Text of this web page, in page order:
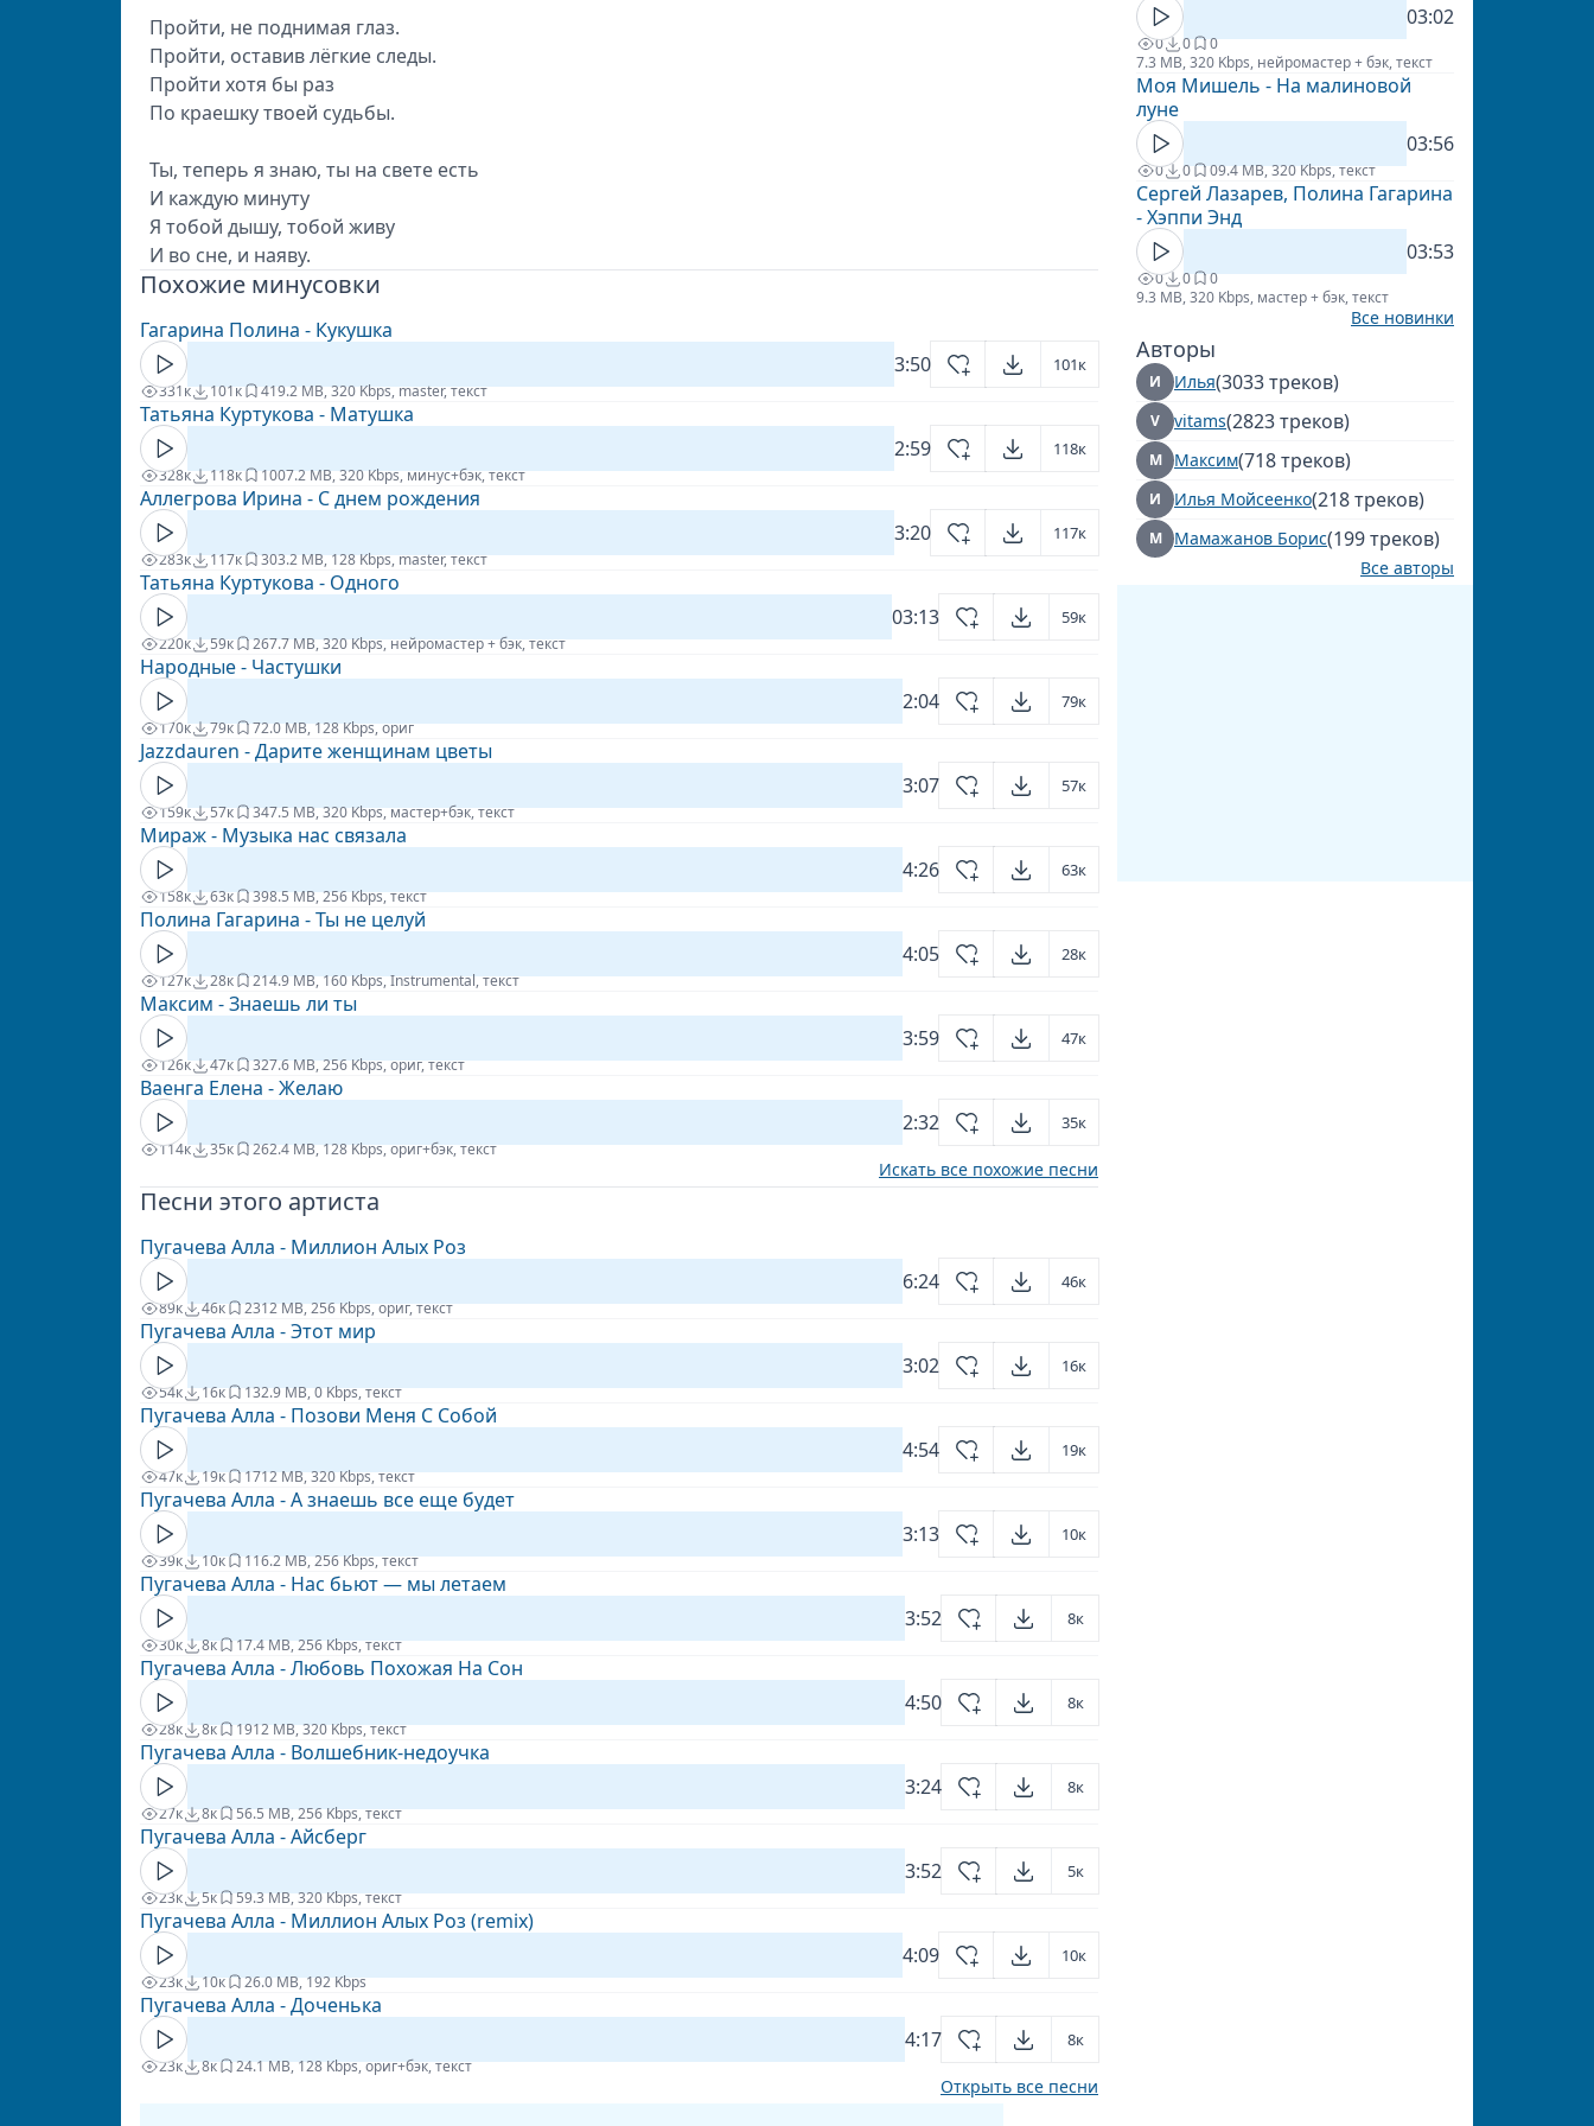
Пройти, не поднимая глаз.
Пройти, оставив лёгкие следы.
Пройти хотя бы раз
По краешку твоей судьбы.
Ты, теперь я знаю, ты на свете есть
И каждую минуту
Я тобой дышу, тобой живу
И во сне, и наяву.
Похожие минусовки
Гагарина Полина - Кукушка
3:50
101к
331к 101к 419.2 MB, 320 Kbps, master, текст
Татьяна Куртукова - Матушка
2:59
118к
328к 118к 1007.2 MB, 320 Kbps, минус+бэк, текст
Аллегрова Ирина - С днем рождения
3:20
117к
283к 117к 303.2 MB, 128 Kbps, master, текст
Татьяна Куртукова - Одного
03:13
59к
220к 59к 267.7 MB, 320 Kbps, нейромастер + бэк, текст
Народные - Частушки
2:04
79к
170к 79к 72.0 MB, 128 Kbps, ориг
Jazzdauren - Дарите женщинам цветы
3:07
57к
159к 57к 347.5 MB, 320 Kbps, мастер+бэк, текст
Мираж - Музыка нас связала
4:26
63к
158к 63к 398.5 MB, 256 Kbps, текст
Полина Гагарина - Ты не целуй
4:05
28к
127к 28к 214.9 MB, 160 Kbps, Instrumental, текст
Максим - Знаешь ли ты
3:59
47к
126к 47к 327.6 MB, 256 Kbps, ориг, текст
Ваенга Елена - Желаю
2:32
35к
114к 35к 262.4 MB, 128 Kbps, ориг+бэк, текст
Искать все похожие песни
Песни этого артиста
Пугачева Алла - Миллион Алых Роз
6:24
46к
89к 46к 2312 MB, 256 Kbps, ориг, текст
Пугачева Алла - Этот мир
3:02
16к
54к 16к 132.9 MB, 0 Kbps, текст
Пугачева Алла - Позови Меня С Собой
4:54
19к
47к 19к 1712 MB, 320 Kbps, текст
Пугачева Алла - А знаешь все еще будет
3:13
10к
39к 10к 116.2 MB, 256 Kbps, текст
Пугачева Алла - Нас бьют — мы летаем
3:52
8к
30к 8к 17.4 MB, 256 Kbps, текст
Пугачева Алла - Любовь Похожая На Сон
4:50
8к
28к 8к 1912 MB, 320 Kbps, текст
Пугачева Алла - Волшебник-недоучка
3:24
8к
27к 8к 56.5 MB, 256 Kbps, текст
Пугачева Алла - Айсберг
3:52
5к
23к 5к 59.3 MB, 320 Kbps, текст
Пугачева Алла - Миллион Алых Роз (remix)
4:09
10к
23к 10к 26.0 MB, 192 Kbps
Пугачева Алла - Доченька
4:17
8к
23к 8к 24.1 MB, 128 Kbps, ориг+бэк, текст
Открыть все песни
03:02
0 0
0
7.3 MB, 320 Kbps, нейромастер + бэк, текст
Моя Мишель - На малиновой
луне
03:56
0 0 09.4 MB, 320 Kbps, текст
Сергей Лазарев, Полина Гагарина
- Хэппи Энд
03:53
0 0
0
9.3 MB, 320 Kbps, мастер + бэк, текст
Все новинки
Авторы
И Илья(3033 треков)
V vitams(2823 треков)
М Максим(718 треков)
И Илья Мойсеенко(218 треков)
М Мамажанов Борис(199 треков)
Все авторы